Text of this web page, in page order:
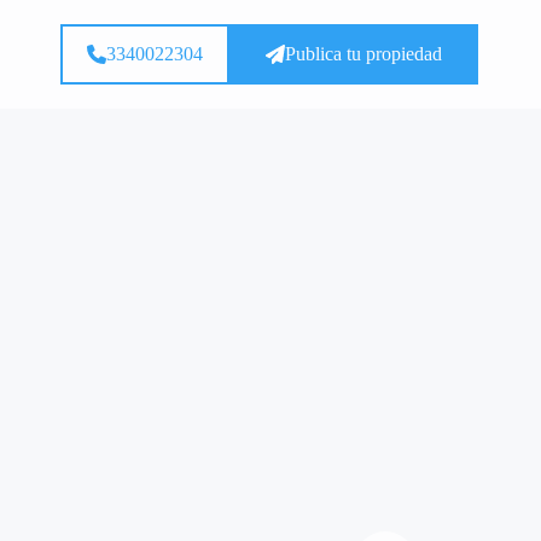
3340022304 Publica tu propiedad